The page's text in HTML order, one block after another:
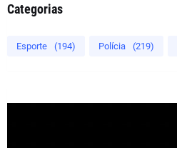
Categorias
Esporte (194) Polícia (219)